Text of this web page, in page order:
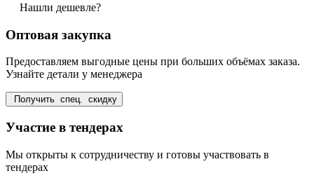
Нашли дешевле?
Оптовая закупка
Предоставляем выгодные цены при больших объёмах заказа.
Узнайте детали у менеджера
Получить спец. скидку
Участие в тендерах
Мы открыты к сотрудничеству и готовы участвовать в
тендерах